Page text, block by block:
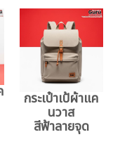
กระเป๋าเป้ผ้าแค
นวาส
สีฟ้าลายจุด